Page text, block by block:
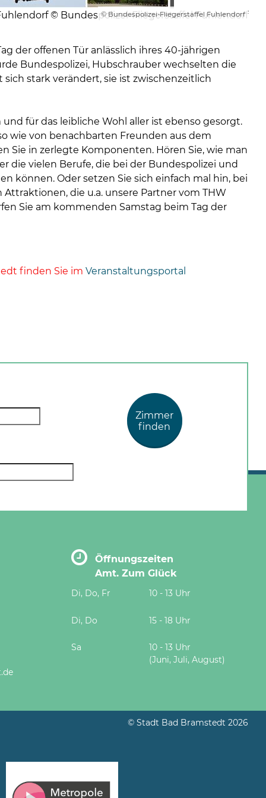
© Bundespolizei-Fliegerstaffel Fuhlendorf
© Bundespolizei-Fliegerstaffel Fuhlendorf
der offenen Tür anlässlich ihres 40-jährigen
Bundespolizei, Hubschrauber wechselten die
stark verändert, sie ist zwischenzeitlich
für das leibliche Wohl aller ist ebenso gesorgt.
wie von benachbarten Freunden aus dem
Sie in zerlegte Komponenten. Hören Sie, wie man
die vielen Berufe, die bei der Bundespolizei und
können. Oder setzen Sie sich einfach mal hin, bei
die u.a. unsere Partner vom THW
Sie am kommenden Samstag beim Tag der
finden Sie im Veranstaltungsportal
Zimmer
finden
Öffnungszeiten
Amt. Zum Glück
Di, Do, Fr 10 - 13 Uhr
Di, Do 15 - 18 Uhr
Sa
10 - 13 Uhr
(Juni, Juli, August)
© Stadt Bad Bramstedt 2026